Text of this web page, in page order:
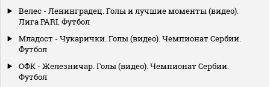
Велес - Ленинградец. Голы и лучшие моменты (видео).
Лига PARI. Футбол
Младост - Чукарички. Голы (видео). Чемпионат Сербии.
Футбол
ОФК - Железничар. Голы (видео). Чемпионат Сербии.
Футбол